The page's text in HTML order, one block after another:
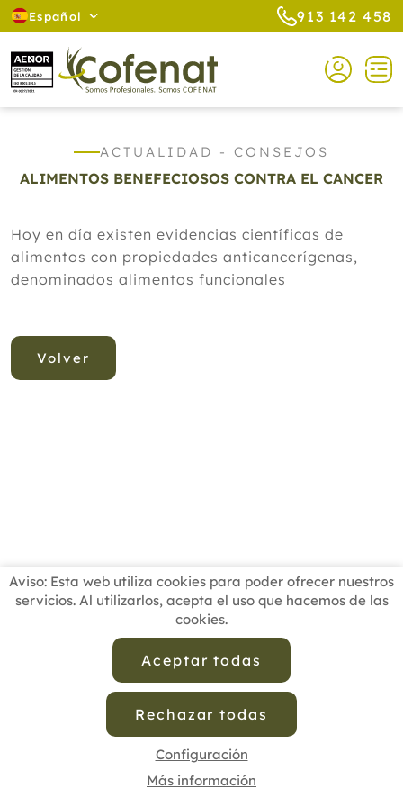
Español 913 142 458
ACTUALIDAD - CONSEJOS
ALIMENTOS BENEFECIOSOS CONTRA EL CANCER
Hoy en día existen evidencias científicas de
alimentos con propiedades anticancerígenas,
denominados alimentos funcionales
Volver
Aviso: Esta web utiliza cookies para poder ofrecer nuestros
servicios. Al utilizarlos, acepta el uso que hacemos de las
cookies.
Aceptar todas
Rechazar todas
Configuración
Más información
BUSCADOR PROFESIONALES
ESCUELAS RECOMENDADAS
CONTACTO
Política de Privacidad de Datos
Política de Calidad
Política de Cookies
Configuración de Cookies
© 2025 - Diseño y programación por